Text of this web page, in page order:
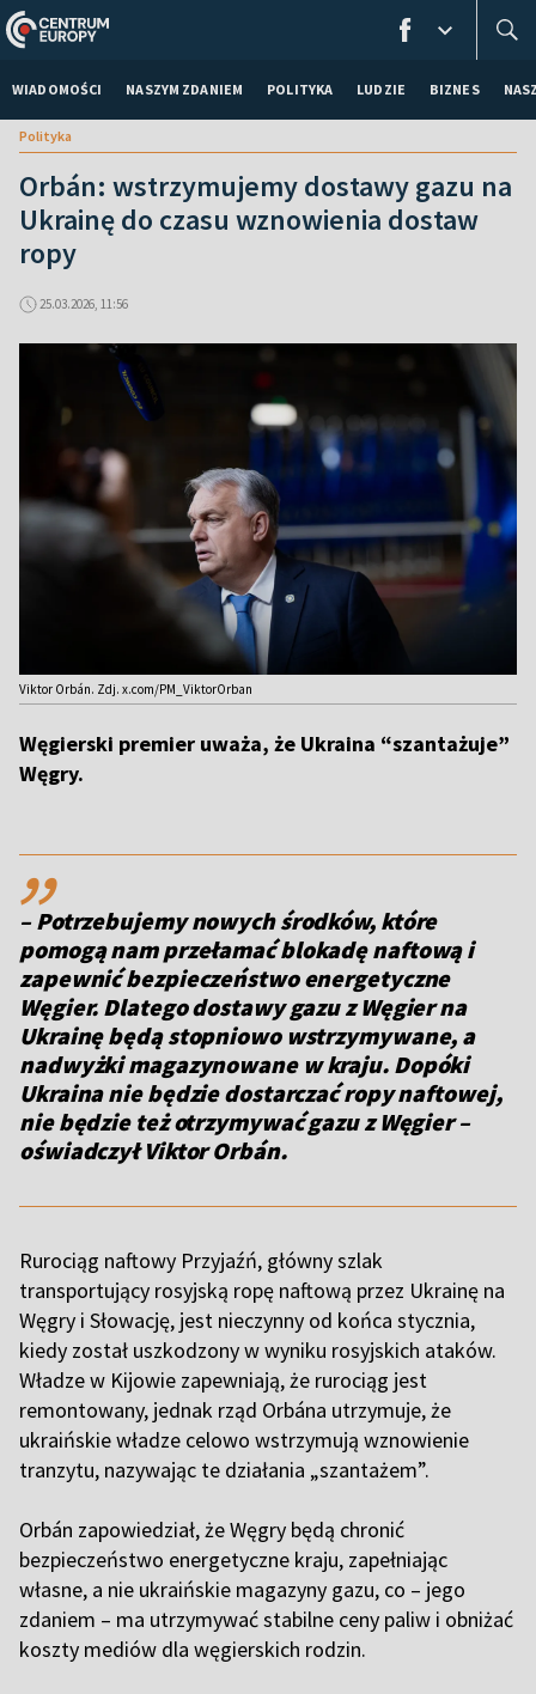
WIADOMOŚCI NASZYM ZDANIEM POLITYKA LUDZIE BIZNES
Polityka
Orbán: wstrzymujemy dostawy gazu na
Ukrainę do czasu wznowienia dostaw
ropy
25.03.2026, 11:56
Viktor Orbán. Zdj. x.com/PM_ViktorOrban
Węgierski premier uważa, że Ukraina “szantażuje”
Węgry.
,,
– Potrzebujemy nowych środków, które
pomogą nam przełamać blokadę naftową i
zapewnić bezpieczeństwo energetyczne
Węgier. Dlatego dostawy gazu z Węgier na
Ukrainę będą stopniowo wstrzymywane, a
nadwyżki magazynowane w kraju. Dopóki
Ukraina nie będzie dostarczać ropy naftowej,
nie będzie też otrzymywać gazu z Węgier –
oświadczył Viktor Orbán.
Rurociąg naftowy Przyjaźń, główny szlak
transportujący rosyjską ropę naftową przez Ukrainę na
Węgry i Słowację, jest nieczynny od końca stycznia,
kiedy został uszkodzony w wyniku rosyjskich ataków.
Władze w Kijowie zapewniają, że rurociąg jest
remontowany, jednak rząd Orbána utrzymuje, że
ukraińskie władze celowo wstrzymują wznowienie
tranzytu, nazywając te działania „szantażem”.
Orbán zapowiedział, że Węgry będą chronić
bezpieczeństwo energetyczne kraju, zapełniając
własne, a nie ukraińskie magazyny gazu, co – jego
zdaniem – ma utrzymywać stabilne ceny paliw i obniżać
koszty mediów dla węgierskich rodzin.